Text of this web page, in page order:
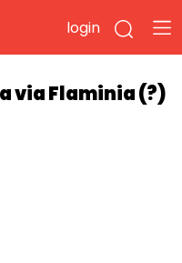
login
via Flaminia (?)